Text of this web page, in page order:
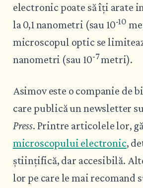
electronic poate să îți arate
la 0,1 nanometri (sau 10-10
microscopul optic se
nanometri (sau 10-7metri).
Asimov este o companie de
care publică un newsletter
Press. Printre articolele lor,
microscopului electronic,
științifică, dar accesibilă.
lor pe care le mai recomand